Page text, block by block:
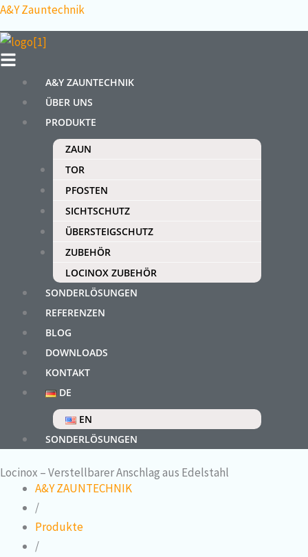
Zum
Inhalt
springen
A&Y Zauntechnik
Menü
A&Y ZAUNTECHNIK
ÜBER UNS
PRODUKTE
ZAUN
TOR
PFOSTEN
SICHTSCHUTZ
ÜBERSTEIGSCHUTZ
ZUBEHÖR
LOCINOX ZUBEHÖR
SONDERLÖSUNGEN
REFERENZEN
BLOG
DOWNLOADS
KONTAKT
DE
EN
SONDERLÖSUNGEN
Locinox – Verstellbarer Anschlag aus Edelstahl
A&Y ZAUNTECHNIK
/
Produkte
/